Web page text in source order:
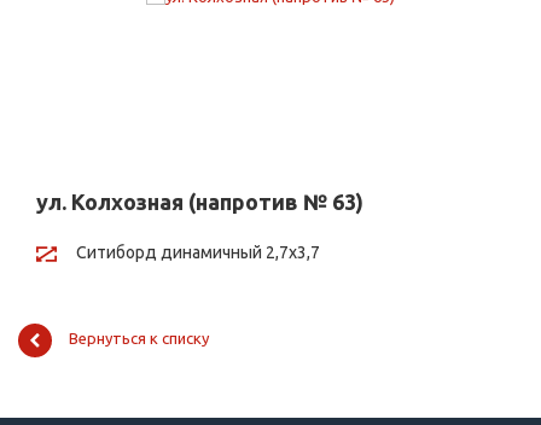
ул. Колхозная (напротив № 63)
Ситиборд динамичный 2,7х3,7
Вернуться к списку